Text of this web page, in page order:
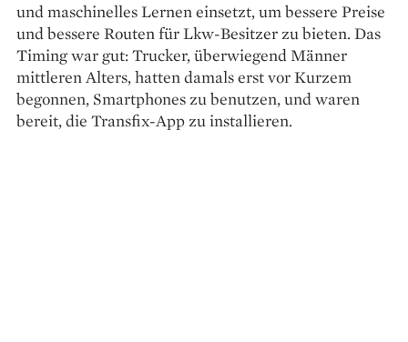
und maschinelles Lernen einsetzt, um bessere Preise
und bessere Routen für Lkw-Besitzer zu bieten. Das
Timing war gut: Trucker, überwiegend Männer
mittleren Alters, hatten damals erst vor Kurzem
begonnen, Smartphones zu benutzen, und waren
bereit, die Transfix-App zu instal­lieren.